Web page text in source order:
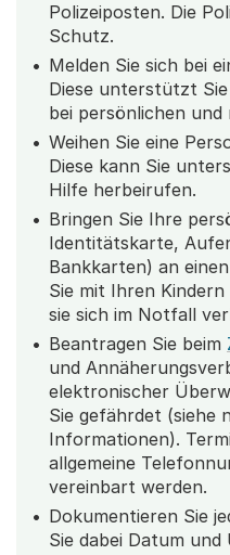
Polizeiposten. Die
Schutz.
Melden Sie sich bei
Diese unterstützt
bei persönlichen
Weihen Sie eine
Diese kann Sie
Hilfe herbeirufen.
Bringen Sie Ihre
Identitätskarte,
Bankkarten) an
Sie mit Ihren
sie sich im Notfall
Beantragen Sie beim
und
elektronischer
Sie gefährdet (siehe
Informationen).
allgemeine
vereinbart werden.
Dokumentieren Sie
Sie dabei Datum